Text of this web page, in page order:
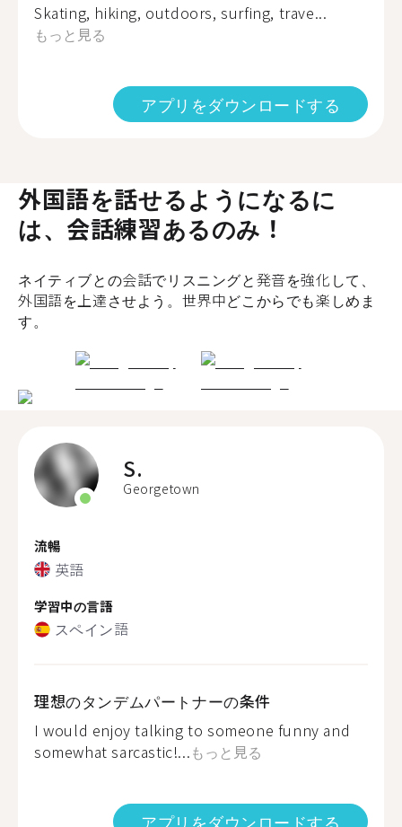
Skating, hiking, outdoors, surfing, trave...
もっと見る
アプリをダウンロードする
外国語を話せるようになるに
は、会話練習あるのみ！
ネイティブとの会話でリスニングと発音を強化して、
外国語を上達させよう。世界中どこからでも楽しめま
す。
S.
Georgetown
流暢
英語
学習中の言語
スペイン語
理想のタンデムパートナーの条件
I would enjoy talking to someone funny and
somewhat sarcastic!...もっと見る
アプリをダウンロードする